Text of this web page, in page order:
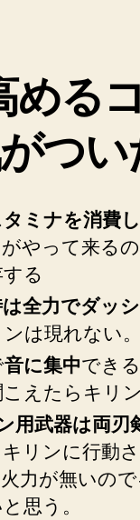
める
つい
ミナを消費
やって来る
る
全力でダッシ
は現れない。
音に集中でき
えたらキリ
用武器は両刃
リンに行動
力が無いの
思う。